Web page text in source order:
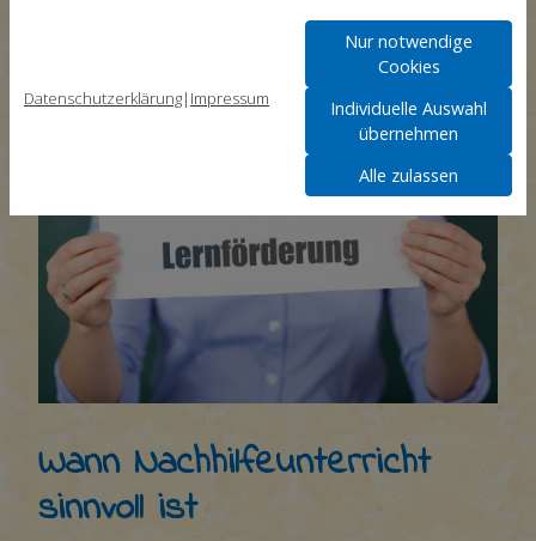
Wann Nachhilfeunterricht
sinnvoll ist
Datenschutzerklärung| Impressum
Nur notwendige
Cookies
Individuelle Auswahl
übernehmen
Alle zulassen